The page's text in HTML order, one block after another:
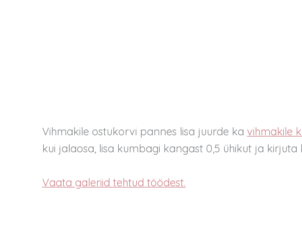
Vihmakile ostukorvi pannes lisa juurde ka vihmakile
kui jalaosa, lisa kumbagi kangast 0,5 ühikut ja
Vaata galeriid tehtud töödest.